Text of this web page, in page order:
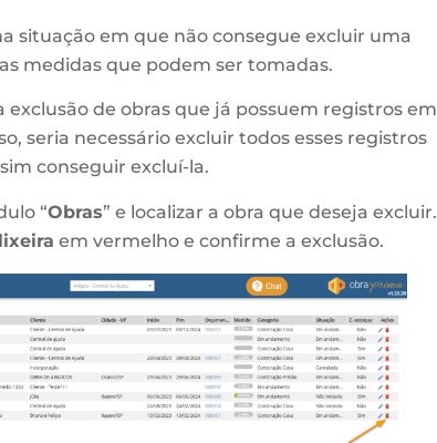
situação em que não consegue excluir uma
medidas que podem ser tomadas.
de obras que já possuem registros em
seria necessário excluir todos esses registros
conseguir excluí-la.
“Obras” e localizar a obra que deseja excluir.
em vermelho e confirme a exclusão.